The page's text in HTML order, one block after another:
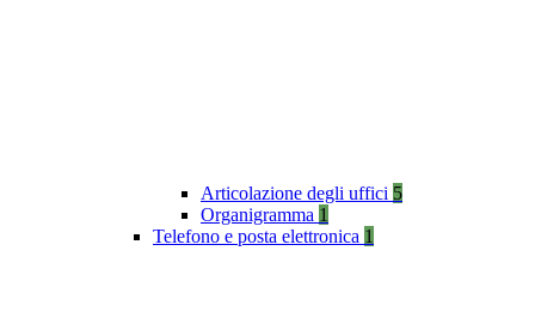
Articolazione degli uffici 5
Organigramma 1
Telefono e posta elettronica 1